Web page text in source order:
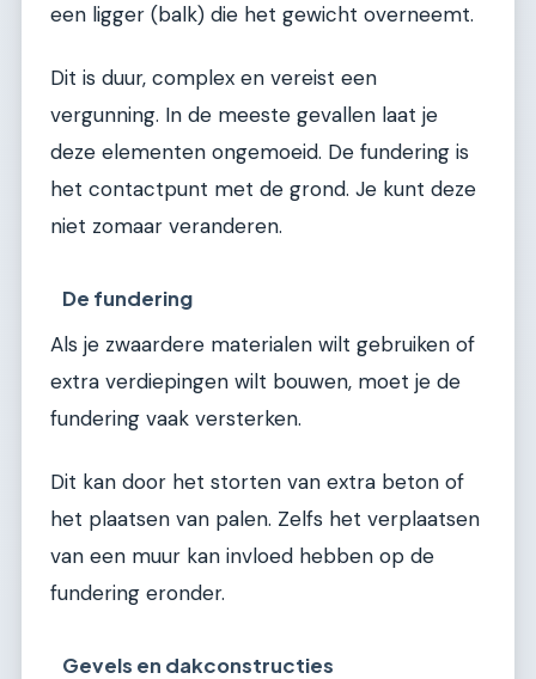
een ligger (balk) die het gewicht overneemt.
Dit is duur, complex en vereist een
vergunning. In de meeste gevallen laat je
deze elementen ongemoeid. De fundering is
het contactpunt met de grond. Je kunt deze
niet zomaar veranderen.
De fundering
Als je zwaardere materialen wilt gebruiken of
extra verdiepingen wilt bouwen, moet je de
fundering vaak versterken.
Dit kan door het storten van extra beton of
het plaatsen van palen. Zelfs het verplaatsen
van een muur kan invloed hebben op de
fundering eronder.
Gevels en dakconstructies